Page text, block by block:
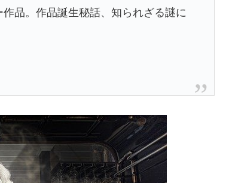
品。作品誕生秘話、知られざる謎に